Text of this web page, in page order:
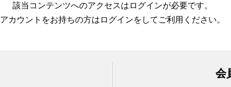
該当コンテンツへのアクセスはログインが必要です。
アカウントをお持ちの方はログインをしてご利用ください。
会